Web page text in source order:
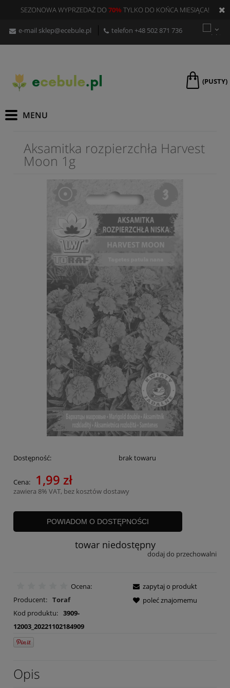
SEZONOWA WYPRZEDAŻ DO 70%TYLKO DO KOŃCA MIESIĄCA!
e-mail sklep@ecebule.pl telefon +48 502 871 736
(PUSTY)
Aksamitka rozpierzchła Harvest
Moon 1g
Dostępność: brak towaru
Cena: 1,99 zł
zawiera 8% VAT, bez kosztów dostawy
POWIADOM O DOSTĘPNOŚCI
towar niedostępny
dodaj do przechowalni
Ocena:
Producent: Toraf
Kod produktu: 3909-
12003_20221102184909
zapytaj o produkt
poleć znajomemu
Opis